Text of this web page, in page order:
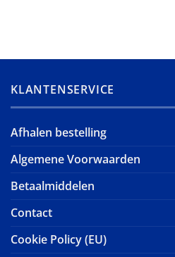
KLANTENSERVICE
Afhalen bestelling
Algemene Voorwaarden
Betaalmiddelen
Contact
Cookie Policy (EU)